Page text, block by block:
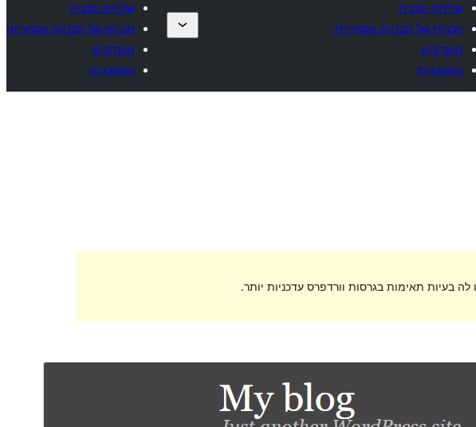
שליחת תבנית
חברות של תבניות מסחריות
מועדפים
התחברות
שליחת תבנית
חברות של תבניות מסחריות
מועדפים
התחברות
בעיות תאימות בגרסות וורדפרס עדכניות יותר.
גרסה